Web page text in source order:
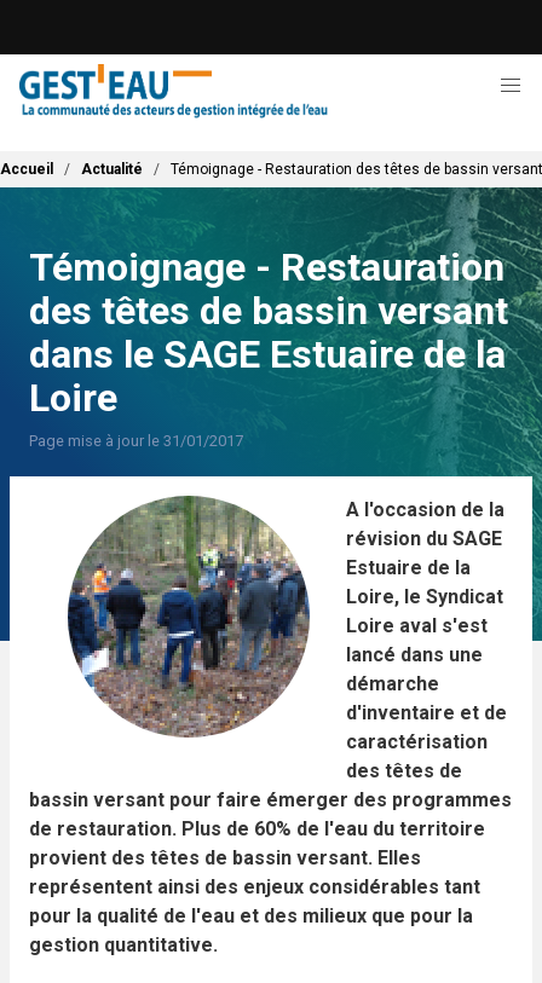
contenu
principal
Fil d'Ariane
Accueil Actualité Témoignage - Restauration des têtes de bassin
Témoignage - Restauration
des têtes de bassin versant
dans le SAGE Estuaire de la
Loire
Page mise à jour le 31/01/2017
A l'occasion de la
révision du SAGE
Estuaire de la
Loire, le Syndicat
Loire aval s'est
lancé dans une
démarche
d'inventaire et de
caractérisation
des têtes de
bassin versant pour faire émerger des programmes
de restauration. Plus de 60% de l'eau du territoire
provient des têtes de bassin versant. Elles
représentent ainsi des enjeux considérables tant
pour la qualité de l'eau et des milieux que pour la
gestion quantitative.